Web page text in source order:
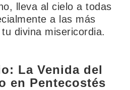
lleva al cielo a todas
a las más
divina misericordia.
La Venida del
en Pentecostés